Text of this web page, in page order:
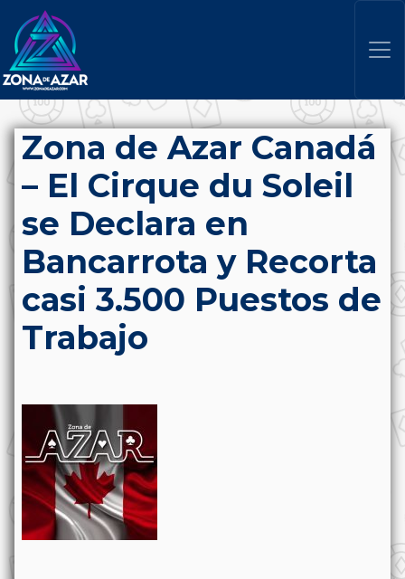
Zona de Azar Canadá
– El Cirque du Soleil
se Declara en
Bancarrota y Recorta
casi 3.500 Puestos de
Trabajo